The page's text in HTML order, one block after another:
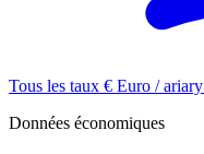
Tous les taux € Euro / ariary
Données économiques